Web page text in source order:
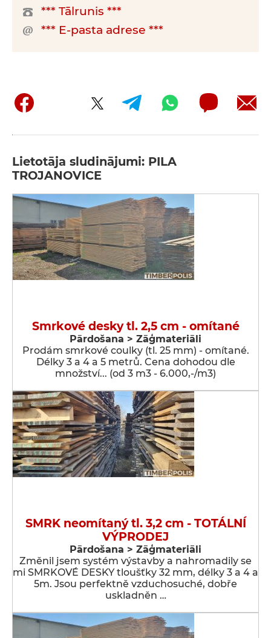
*** Tālrunis ***
*** E-pasta adrese ***
Lietotāja sludinājumi: PILA
TROJANOVICE
Smrkové desky tl. 2,5 cm - omítané
Pārdošana > Zāģmateriāli
Prodám smrkové coulky (tl. 25 mm) - omítané.
Délky 3 a 4 a 5 metrů. Cena dohodou dle
množství... (od 3 m3 - 6.000,-/m3)
SMRK neomítaný tl. 3,2 cm - TOTÁLNÍ
VÝPRODEJ
Pārdošana > Zāģmateriāli
Změnil jsem systém výstavby a nahromadily se
mi SMRKOVÉ DESKY tloušťky 32 mm, délky 3 a 4 a
5m. Jsou perfektně vzduchosuché, dobře
uskladněn …